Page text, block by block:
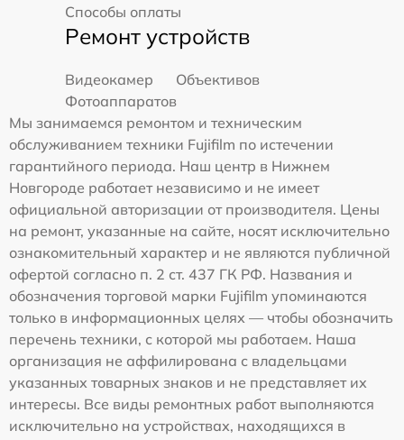
Способы оплаты
Ремонт устройств
Видеокамер
Объективов
Фотоаппаратов
Мы занимаемся ремонтом и техническим
обслуживанием техники Fujifilm по истечении
гарантийного периода. Наш центр в Нижнем
Новгороде работает независимо и не имеет
официальной авторизации от производителя. Цены
на ремонт, указанные на сайте, носят исключительно
ознакомительный характер и не являются публичной
офертой согласно п. 2 ст. 437 ГК РФ. Названия и
обозначения торговой марки Fujifilm упоминаются
только в информационных целях — чтобы обозначить
перечень техники, с которой мы работаем. Наша
организация не аффилирована с владельцами
указанных товарных знаков и не представляет их
интересы. Все виды ремонтных работ выполняются
исключительно на устройствах, находящихся в